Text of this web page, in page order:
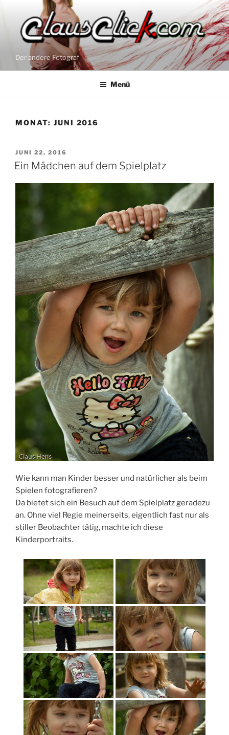
springen
Der andere Fotograf
Menü
MONAT: JUNI 2016
VERÖFFENTLICHT
AM
JUNI 22, 2016
Ein Mädchen auf dem Spielplatz
Wie kann man Kinder besser und natürlicher als beim
Spielen fotografieren?
Da bietet sich ein Besuch auf dem Spielplatz geradezu
an. Ohne viel Regie meinerseits, eigentlich fast nur als
stiller Beobachter tätig, machte ich diese
Kinderportraits.